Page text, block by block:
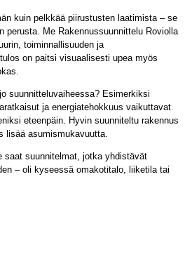
kuin pelkkää piirustusten laatimista – se
perusta. Me Rakennussuunnittelu Roviolla
toiminnallisuuden ja
on paitsi visuaalisesti upea myös
suunnitteluvaiheessa? Esimerkiksi
ja energiatehokkuus vaikuttavat
eteenpäin. Hyvin suunniteltu rakennus
lisää asumismukavuutta.
saat suunnitelmat, jotka yhdistävät
– oli kyseessä omakotitalo, liiketila tai